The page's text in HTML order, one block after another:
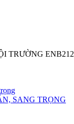
TRƯỜNG
SANG TRỌNG